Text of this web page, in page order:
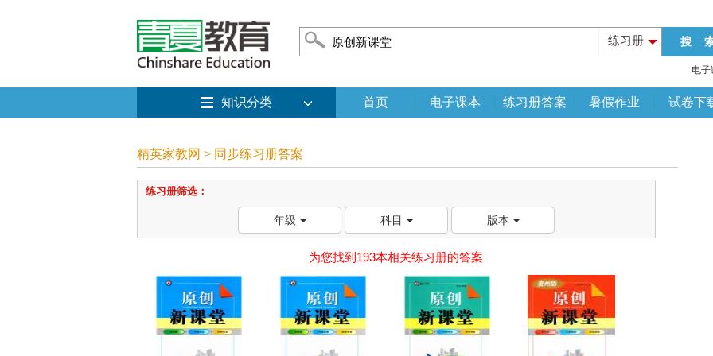
练习册
电子
知识分类 首页 电子课本 练习册答案 暑假作业 试卷下
精英家教网 > 同步练习册答案
练习册筛选：
年级 科目 版本
为您找到193本相关练习册的答案